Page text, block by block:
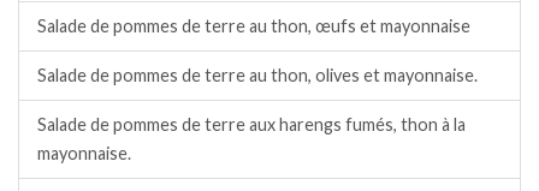
Salade de pommes de terre au thon, œufs et mayonnaise
Salade de pommes de terre au thon, olives et mayonnaise.
Salade de pommes de terre aux harengs fumés, thon à la
mayonnaise.